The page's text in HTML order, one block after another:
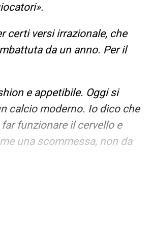
certi versi irrazionale, che
da un anno. Per il
e appetibile. Oggi si
calcio moderno. Io dico che
funzionare il cervello e
una scommessa, non da
che non hanno un